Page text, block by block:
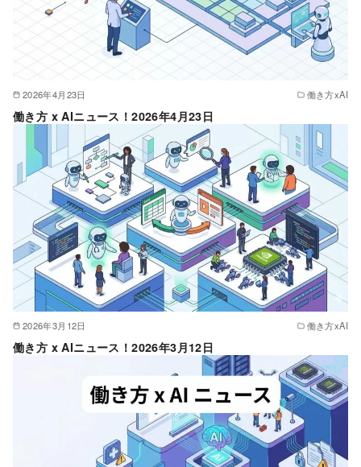
2026年4月23日 働き方xAI
働き方 x AIニュース！2026年4月23日
2026年3月12日 働き方xAI
働き方 x AIニュース！2026年3月12日